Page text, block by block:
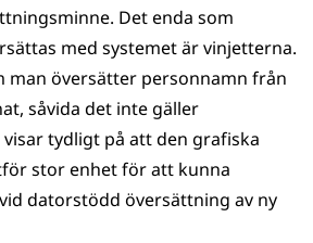
Det enda som
med systemet är vinjetterna.
man översätter personnamn från
såvida det inte gäller
tydligt på att den grafiska
stor enhet för att kunna
datorstödd översättning av ny